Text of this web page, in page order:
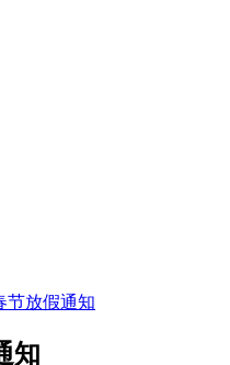
节放假通知
知